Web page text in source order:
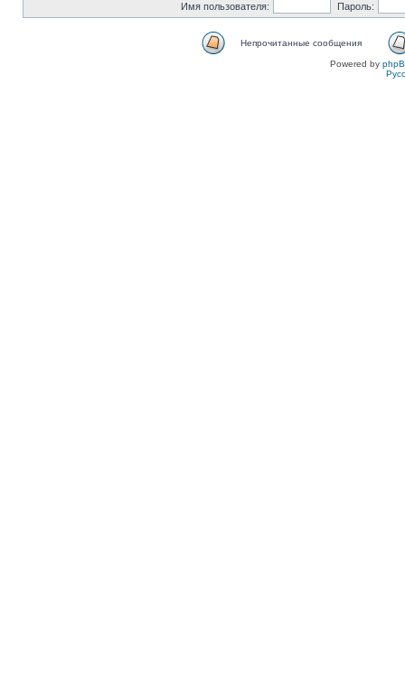
Имя пользователя: Пароль:
Непрочитанные сообщения
Powered by